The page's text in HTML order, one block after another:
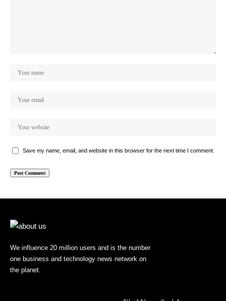
Save my name, email, and website in this browser for the next time I comment.
We influence 20 million users and is the number
one business and technology news network on
the planet.